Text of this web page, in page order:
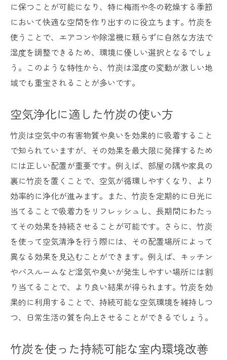
に保つことが可能になり、特に梅雨や冬の乾燥する季節
において快適な空間を作り出すのに役立ちます。竹炭を
使うことで、エアコンや除湿機に頼らずに自然な方法で
湿度を調整できるため、環境に優しい選択となるでしょ
う。このような特性から、竹炭は湿度の変動が激しい地
域でも重宝されることが多いです。
空気浄化に適した竹炭の使い方
竹炭は空気中の有害物質や臭いを効果的に吸着すること
で知られていますが、その効果を最大限に発揮するため
には正しい配置が重要です。例えば、部屋の隅や家具の
裏に竹炭を置くことで、空気が循環しやすくなり、より
効率的に浄化が進みます。また、竹炭を定期的に日光に
当てることで吸着力をリフレッシュし、長期間にわたっ
てその効果を持続させることが可能です。さらに、竹炭
を使って空気清浄を行う際には、その配置場所によって
異なる効果を見込むことができます。例えば、キッチン
やバスルームなど湿気や臭いが発生しやすい場所には割
り当てることで、より良い結果が得られます。竹炭を効
果的に利用することで、持続可能な空気環境を維持しつ
つ、日常生活の質を向上させることができるでしょう。
竹炭を使った持続可能な室内環境改善